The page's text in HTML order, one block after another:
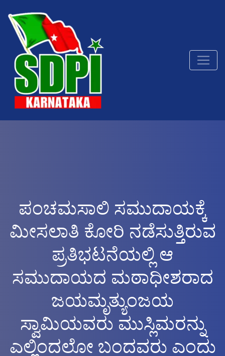
ಪಂಚಮಸಾಲಿ ಸಮುದಾಯಕ್ಕೆ
ಮೀಸಲಾತಿ ಕೋರಿ ನಡೆಸುತ್ತಿರುವ
ಪ್ರತಿಭಟನೆಯಲ್ಲಿ ಆ
ಸಮುದಾಯದ ಮಠಾಧೀಶರಾದ
ಜಯಮೃತ್ಯುಂಜಯ
ಸ್ವಾಮಿಯವರು ಮುಸ್ಲಿಮರನ್ನು
ಎಲ್ಲಿಂದಲೋ ಬಂದವರು ಎಂದು